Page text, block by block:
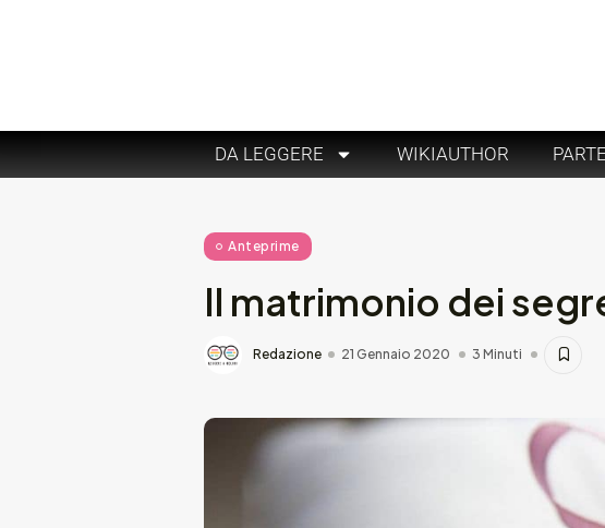
DA LEGGERE WIKIAUTHOR
Anteprime
Il matrimonio dei
Redazione 21 Gennaio 2020 3 Minuti